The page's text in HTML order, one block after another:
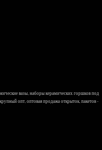
вазы, наборы керамических горшков под
опт, оптовая продажа открыток, пакетов -